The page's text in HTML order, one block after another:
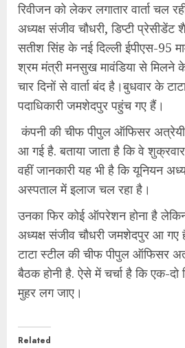
रिवीजन को लेकर लगातार वार्ता चल
अध्यक्ष संजीव चौधरी, डिप्टी प्रेसीडेंट
सतीश सिंह के नई दिल्ली ईपीएस-95
श्रम मंत्री मनसुख मावंडिया से
चार दिनों से वार्ता बंद है।बुधवार के
पदाधिकारी जमशेदपुर पहुंच गए हैं।
कंपनी की चीफ पीपुल ऑफिसर
आ गई है. बताया जाता है कि वे
वहीं जानकारी यह भी है कि यूनियन
अस्पताल में इलाज चल रहा है।
उनका फिर कोई ऑपरेशन होना है
अध्यक्ष संजीव चौधरी जमशेदपुर आ गए
टाटा स्टील की चीफ पीपुल ऑफिसर
बैठक होनी है. ऐसे में चर्चा है कि एक-दो
मुहर लग जाए।
Related